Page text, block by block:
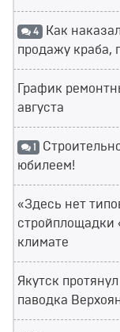
4 Как
продажу краба,
График
августа
1
юбилеем!
«Здесь нет
стройплощадки
климате
Якутск
паводка